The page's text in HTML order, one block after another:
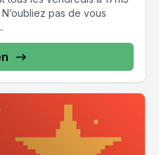
pas de vous